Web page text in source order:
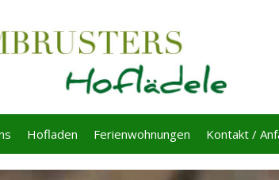
Hofladen Ferienwohnungen Kontakt /